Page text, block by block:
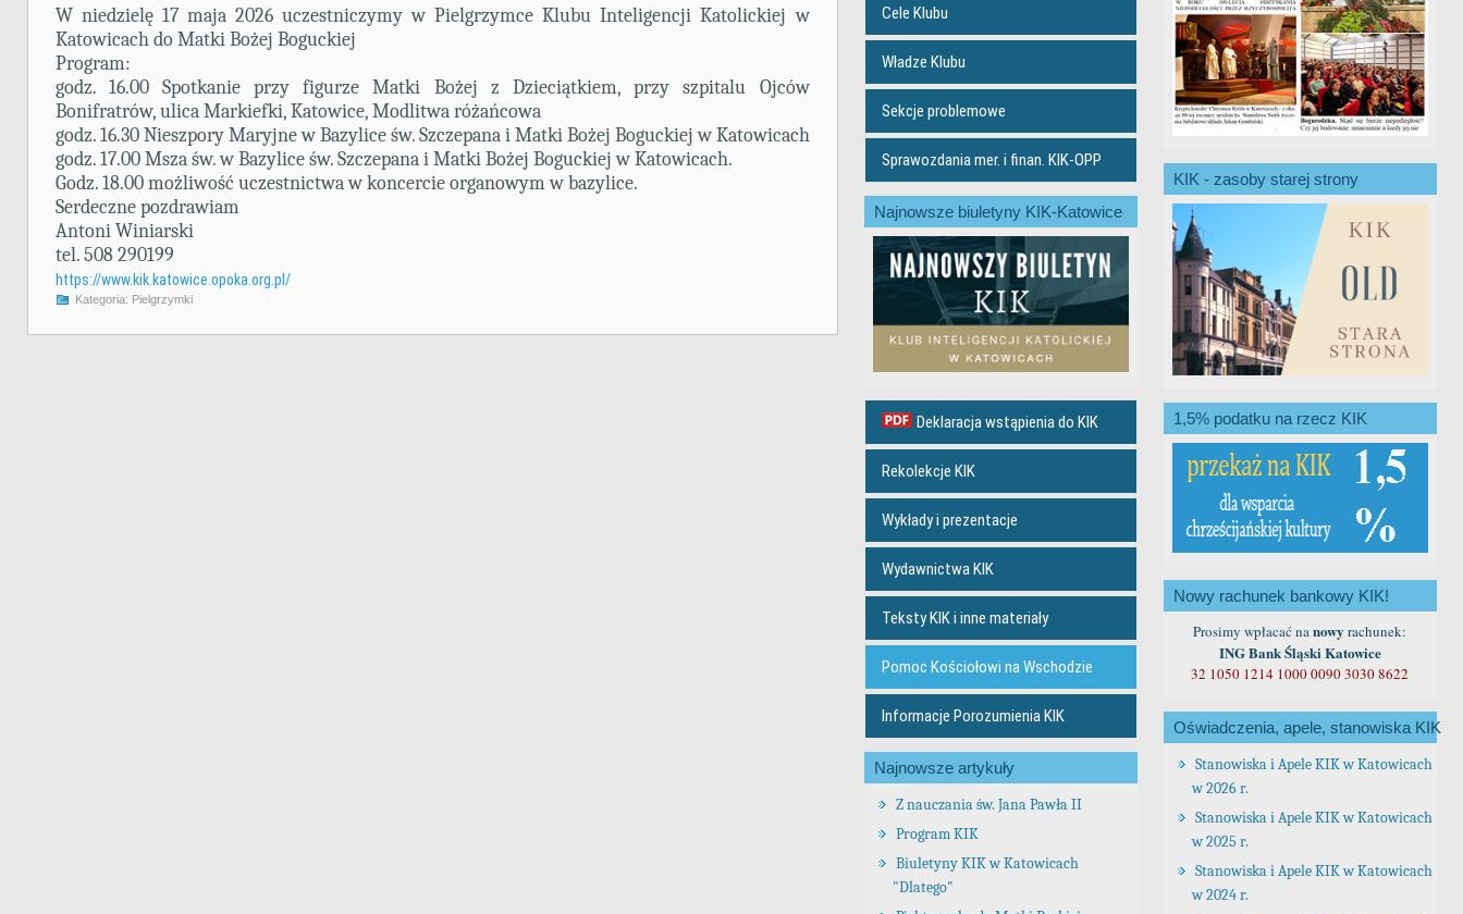
W niedzielę 17 maja 2026 uczestniczymy w Pielgrzymce Klubu Inteligencji Katolickiej w
Katowicach do Matki Bożej Boguckiej
Program:
godz. 16.00 Spotkanie przy figurze Matki Bożej z Dzieciątkiem, przy szpitalu Ojców
Bonifratrów, ulica Markiefki, Katowice, Modlitwa różańcowa
godz. 16.30 Nieszpory Maryjne w Bazylice św. Szczepana i Matki Bożej Boguckiej w Katowicach
godz. 17.00 Msza św. w Bazylice św. Szczepana i Matki Bożej Boguckiej w Katowicach.
Godz. 18.00 możliwość uczestnictwa w koncercie organowym w bazylice.
Serdeczne pozdrawiam
Antoni Winiarski
tel. 508 290199
https://www.kik.katowice.opoka.org.pl/
Kategoria: Pielgrzymki
Cele Klubu
Władze Klubu
Sekcje problemowe
Sprawozdania mer. i finan. KIK-OPP
Najnowsze biuletyny KIK-Katowice
Deklaracja wstąpienia do KIK
Rekolekcje KIK
Wykłady i prezentacje
Wydawnictwa KIK
Teksty KIK i inne materiały
Pomoc Kościołowi na Wschodzie
Informacje Porozumienia KIK
Najnowsze artykuły
Z nauczania św. Jana Pawła II
Program KIK
Biuletyny KIK w Katowicach
"Dlatego"
KIK - zasoby starej strony
1,5% podatku na rzecz KIK
Nowy rachunek bankowy KIK!
Prosimy wpłacać nanowy rachunek:
ING Bank Śląski Katowice
32 1050 1214 1000 0090 3030 8622
Oświadczenia, apele, stanowiska KIK
Stanowiska i Apele KIK w Katowicach
w 2026 r.
Stanowiska i Apele KIK w Katowicach
w 2025 r.
Stanowiska i Apele KIK w Katowicach
w 2024 r.